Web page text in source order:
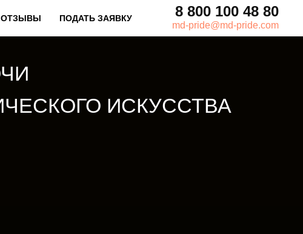
ОТЗЫВЫ ПОДАТЬ ЗАЯВКУ 8 800 100 48 80
md-pride@md-pride.com
ИСКУССТВА